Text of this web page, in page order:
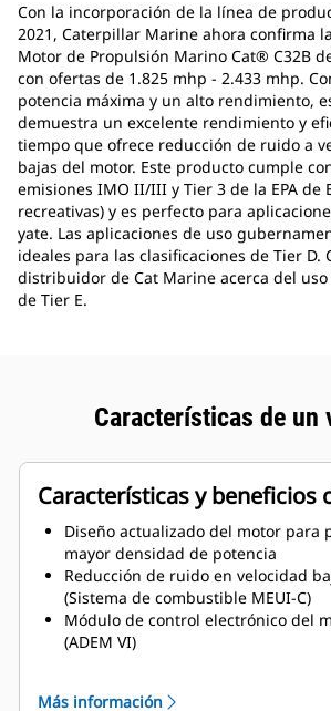
Con la incorporación de la línea de
2021, Caterpillar Marine ahora confirma
Motor de Propulsión Marino Cat® C32B
con ofertas de 1.825 mhp - 2.433 mhp.
potencia máxima y un alto rendimiento,
demuestra un excelente rendimiento y
tiempo que ofrece reducción de ruido a
bajas del motor. Este producto cumple
emisiones IMO II/III y Tier 3 de la EPA de
recreativas) y es perfecto para
yate. Las aplicaciones de uso
ideales para las clasificaciones de Tier D.
distribuidor de Cat Marine acerca del uso
de Tier E.
Características de un
Características y beneficios
Diseño actualizado del motor para
mayor densidad de potencia
Reducción de ruido en velocidad
(Sistema de combustible MEUI-C)
Módulo de control electrónico del
(ADEM VI)
Más información